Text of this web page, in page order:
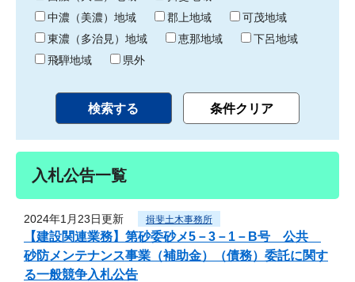
中濃（美濃）地域
郡上地域
可茂地域
東濃（多治見）地域
恵那地域
下呂地域
飛騨地域
県外
入札公告一覧
2024年1月23日更新 揖斐土木事務所
【建設関連業務】第砂委砂メ5－3－1－B号 公共
砂防メンテナンス事業（補助金）（債務）委託に関す
る一般競争入札公告